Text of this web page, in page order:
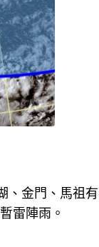
、金門、馬祖
雷陣雨。